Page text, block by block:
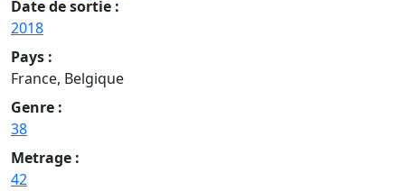
Date de sortie :
2018
Pays :
France, Belgique
Genre :
38
Metrage :
42